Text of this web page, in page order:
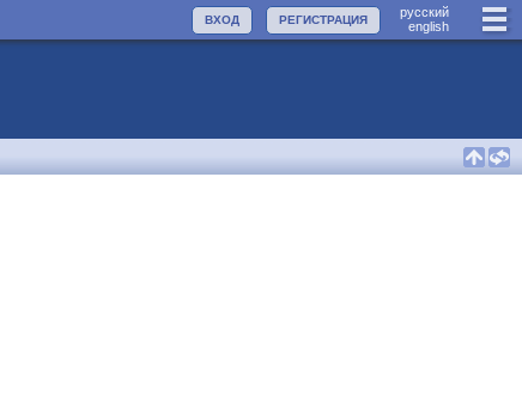
руccкий
english
РЕГИСТРАЦИЯ
ВХОД